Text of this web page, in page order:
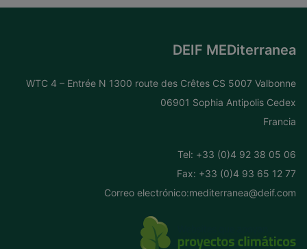
DEIF MEDiterranea
WTC 4 – Entrée N 1300 route des Crêtes CS 5007 Valbonne
06901 Sophia Antipolis Cedex
Francia
Tel: +33 (0)4 92 38 05 06
Fax: +33 (0)4 93 65 12 77
Correo electrónico:mediterranea@deif.com